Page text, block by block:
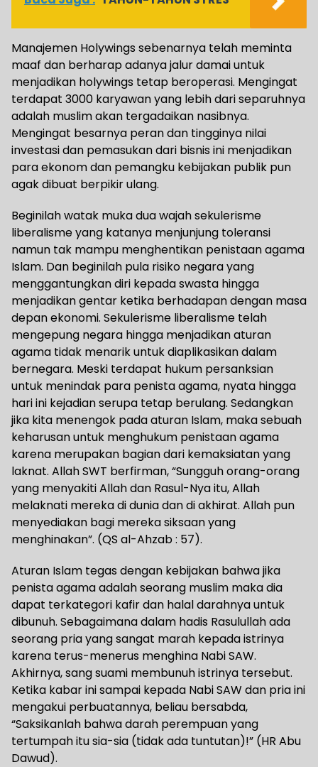
Manajemen Holywings sebenarnya telah meminta
maaf dan berharap adanya jalur damai untuk
menjadikan holywings tetap beroperasi. Mengingat
terdapat 3000 karyawan yang lebih dari separuhnya
adalah muslim akan tergadaikan nasibnya.
Mengingat besarnya peran dan tingginya nilai
investasi dan pemasukan dari bisnis ini menjadikan
para ekonom dan pemangku kebijakan publik pun
agak dibuat berpikir ulang.
Beginilah watak muka dua wajah sekulerisme
liberalisme yang katanya menjunjung toleransi
namun tak mampu menghentikan penistaan agama
Islam. Dan beginilah pula risiko negara yang
menggantungkan diri kepada swasta hingga
menjadikan gentar ketika berhadapan dengan masa
depan ekonomi. Sekulerisme liberalisme telah
mengepung negara hingga menjadikan aturan
agama tidak menarik untuk diaplikasikan dalam
bernegara. Meski terdapat hukum persanksian
untuk menindak para penista agama, nyata hingga
hari ini kejadian serupa tetap berulang. Sedangkan
jika kita menengok pada aturan Islam, maka sebuah
keharusan untuk menghukum penistaan agama
karena merupakan bagian dari kemaksiatan yang
laknat. Allah SWT berfirman, “Sungguh orang-orang
yang menyakiti Allah dan Rasul-Nya itu, Allah
melaknati mereka di dunia dan di akhirat. Allah pun
menyediakan bagi mereka siksaan yang
menghinakan”. (QS al-Ahzab : 57).
Aturan Islam tegas dengan kebijakan bahwa jika
penista agama adalah seorang muslim maka dia
dapat terkategori kafir dan halal darahnya untuk
dibunuh. Sebagaimana dalam hadis Rasulullah ada
seorang pria yang sangat marah kepada istrinya
karena terus-menerus menghina Nabi SAW.
Akhirnya, sang suami membunuh istrinya tersebut.
Ketika kabar ini sampai kepada Nabi SAW dan pria ini
mengakui perbuatannya, beliau bersabda,
“Saksikanlah bahwa darah perempuan yang
tertumpah itu sia-sia (tidak ada tuntutan)!” (HR Abu
Dawud).